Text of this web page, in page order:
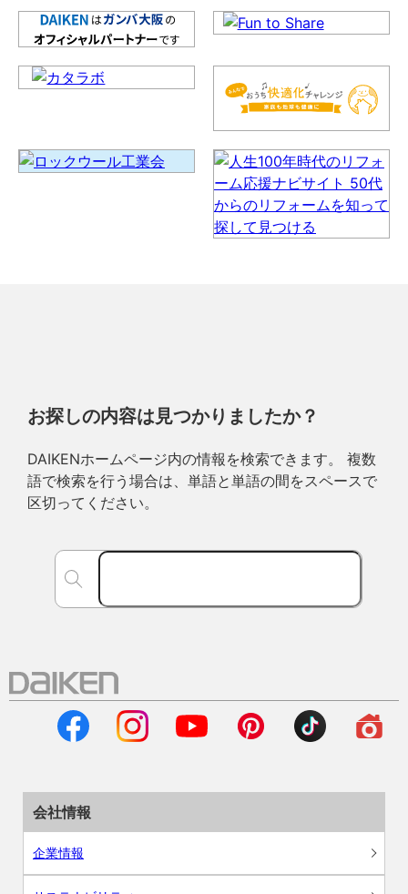
お探しの内容は見つかりましたか？
DAIKENホームページ内の情報を検索できます。 複数
語で検索を行う場合は、単語と単語の間をスペースで
区切ってください。
会社情報
企業情報